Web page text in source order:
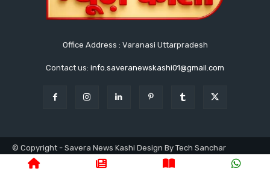
Office Address : Varanasi Uttarpradesh
Contact us: info.saveranewskashi01@gmail.com
© Copyright - Savera News Kashi Design By Tech Sanchar
9140753811
उत्तरप्रदेश क्राइम प्रशासनिक